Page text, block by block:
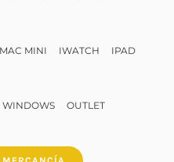
MAC MINI IWATCH IPAD
WINDOWS OUTLET